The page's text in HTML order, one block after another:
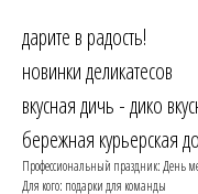
дарите в радость!
новинки деликатесов
вкусная дичь - дико
бережная курьерская
Профессиональный праздник: День
Для кого: подарки для команды